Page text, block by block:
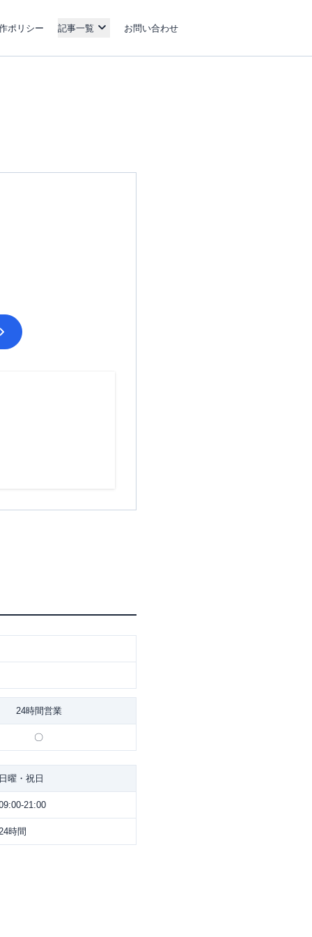
ポリシー 記事一覧 お問い合わせ
24時間営業
〇
日曜・祝日
21:00
時間